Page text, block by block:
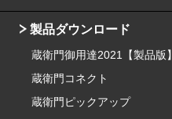
製品ダウンロード
蔵衛門御用達2021【製品版】
蔵衛門コネクト
蔵衛門ピックアップ